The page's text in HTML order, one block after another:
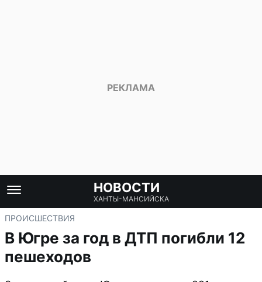
НОВОСТИ
ХАНТЫ-МАНСИЙСКА
ПРОИСШЕСТВИЯ
В Югре за год в ДТП погибли 12
пешеходов